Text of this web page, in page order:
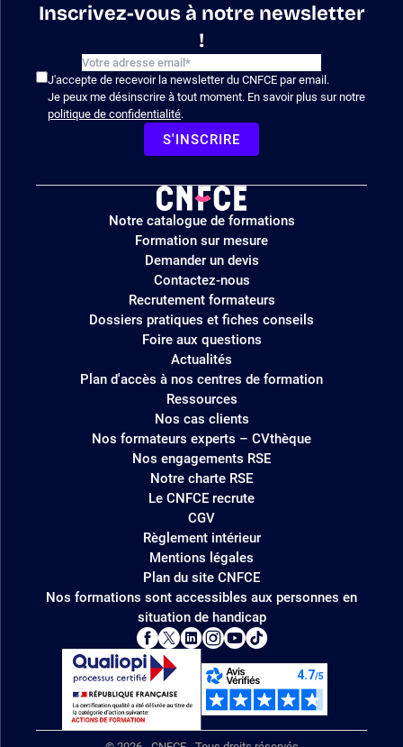
Inscrivez-vous à notre newsletter
!
J'accepte de recevoir la newsletter du CNFCE par email.
Je peux me désinscrire à tout moment. En savoir plus sur notre
politique de confidentialité.
S'INSCRIRE
Logo
site
Notre catalogue de formations
Formation sur mesure
Demander un devis
Contactez-nous
Recrutement formateurs
Dossiers pratiques et fiches conseils
Foire aux questions
Actualités
Plan d'accès à nos centres de formation
Ressources
Nos cas clients
Nos formateurs experts – CVthèque
Nos engagements RSE
Notre charte RSE
Le CNFCE recrute
CGV
Règlement intérieur
Mentions légales
Plan du site CNFCE
Nos formations sont accessibles aux personnes en
situation de handicap